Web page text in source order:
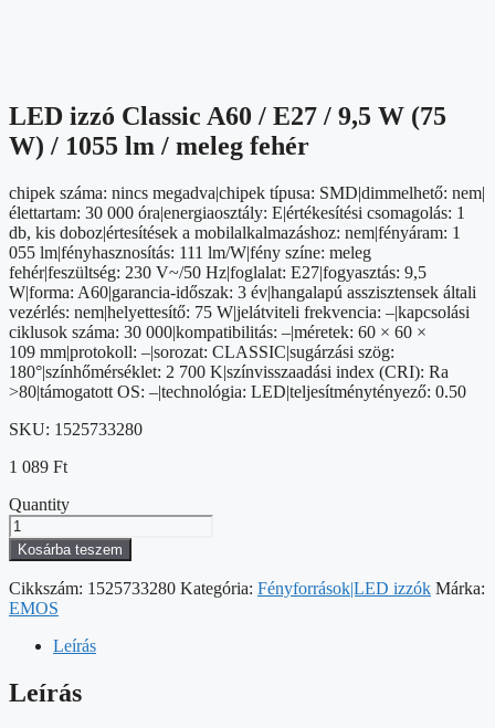
LED izzó Classic A60 / E27 / 9,5 W (75
W) / 1055 lm / meleg fehér
chipek száma: nincs megadva|chipek típusa: SMD|dimmelhető: nem|
élettartam: 30 000 óra|energiaosztály: E|értékesítési csomagolás: 1
db, kis doboz|értesítések a mobilalkalmazáshoz: nem|fényáram: 1
055 lm|fényhasznosítás: 111 lm/W|fény színe: meleg
fehér|feszültség: 230 V~/50 Hz|foglalat: E27|fogyasztás: 9,5
W|forma: A60|garancia-időszak: 3 év|hangalapú asszisztensek általi
vezérlés: nem|helyettesítő: 75 W|jelátviteli frekvencia: –|kapcsolási
ciklusok száma: 30 000|kompatibilitás: –|méretek: 60 × 60 ×
109 mm|protokoll: –|sorozat: CLASSIC|sugárzási szög:
180°|színhőmérséklet: 2 700 K|színvisszaadási index (CRI): Ra
>80|támogatott OS: –|technológia: LED|teljesítménytényező: 0.50
SKU: 1525733280
1 089 Ft
Quantity
LED
izzó
Classic
A60
/
E27
W
(75
Kosárba teszem
Cikkszám: 1525733280 Kategória: Fényforrások|LED izzók Márka:
EMOS
Leírás
Leírás